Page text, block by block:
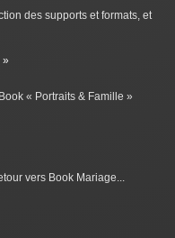
des supports et formats, et
»
« Portraits & Famille »
vers Book Mariage...